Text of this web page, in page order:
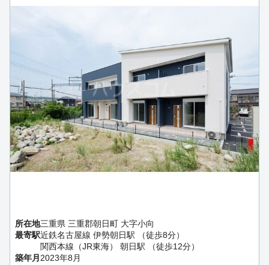
所在地三重県 三重郡朝日町 大字小向
最寄駅近鉄名古屋線 伊勢朝日駅 （徒歩8分）
関西本線（JR東海） 朝日駅 （徒歩12分）
築年月2023年8月